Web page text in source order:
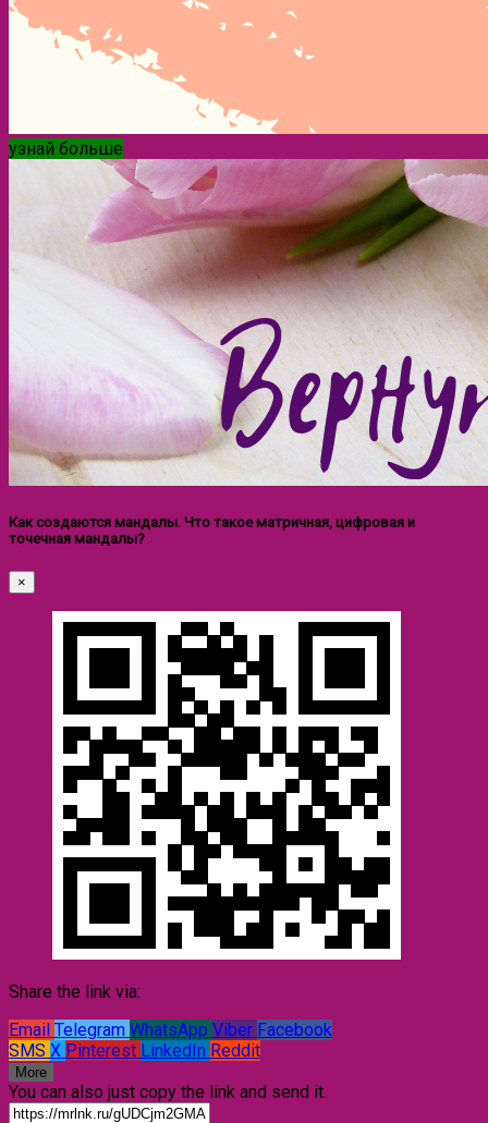
узнай больше
Как создаются мандалы. Что такое матричная, цифровая и
точечная мандалы?
×
Share the link via:
Email Telegram WhatsApp Viber Facebook
SMS X Pinterest LinkedIn Reddit
More
You can also just copy the link and send it.